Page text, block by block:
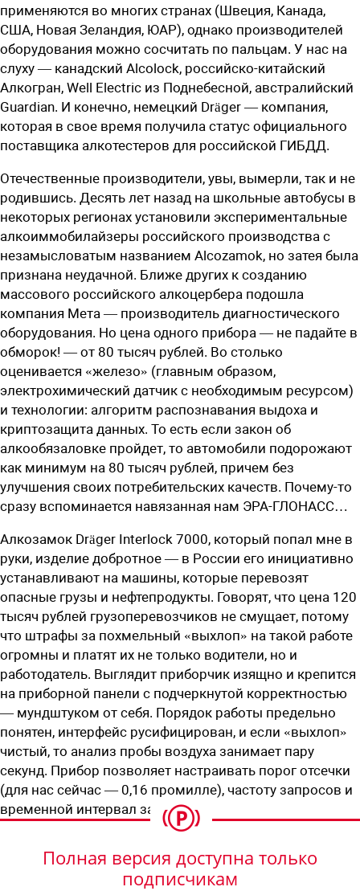
применяются во многих странах (Швеция, Канада,
США, Новая Зеландия, ЮАР), однако производителей
оборудования можно сосчитать по пальцам. У нас на
слуху — канадский Alcolock, российско-китайский
Алкогран, Well Electric из Поднебесной, австралийский
Guardian. И конечно, немецкий Dräger — компания,
которая в свое время получила статус официального
поставщика алкотестеров для российской ГИБДД.
Отечественные производители, увы, вымерли, так и не
родившись. Десять лет назад на школьные автобусы в
некоторых регионах установили экспериментальные
алкоиммобилайзеры российского производства с
незамысловатым названием Alcozamok, но затея была
признана неудачной. Ближе других к созданию
массового российского алкоцербера подошла
компания Мета — производитель диагностического
оборудования. Но цена одного прибора — не падайте в
обморок! — от 80 тысяч рублей. Во столько
оценивается «железо» (главным образом,
электрохимический датчик с необходимым ресурсом)
и технологии: алгоритм распознавания выдоха и
криптозащита данных. То есть если закон об
алкообязаловке пройдет, то автомобили подорожают
как минимум на 80 тысяч рублей, причем без
улучшения своих потребительских качеств. Почему-то
сразу вспоминается навязанная нам ЭРА-ГЛОНАСС…
Алкозамок Dräger Interlock 7000, который попал мне в
руки, изделие добротное — в России его инициативно
устанавливают на машины, которые перевозят
опасные грузы и нефтепродукты. Говорят, что цена 120
тысяч рублей грузоперевозчиков не смущает, потому
что штрафы за похмельный «выхлоп» на такой работе
огромны и платят их не только водители, но и
работодатель. Выглядит приборчик изящно и крепится
на приборной панели с подчеркнутой корректностью
— мундштуком от себя. Порядок работы предельно
понятен, интерфейс русифицирован, и если «выхлоп»
чистый, то анализ пробы воздуха занимает пару
секунд. Прибор позволяет настраивать порог отсечки
(для нас сейчас — 0,16 промилле), частоту запросов и
временной интервал задержек.
Полная версия доступна только
подписчикам